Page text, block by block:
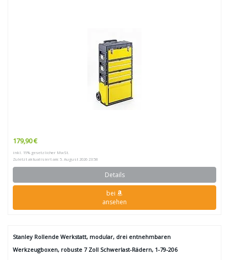
179,90 €
inkl. 19% gesetzlicher MwSt.
Zuletzt aktualisiert am: 5. August 2026 23:58
Details
bei
ansehen
Stanley Rollende Werkstatt, modular, drei entnehmbaren
Werkzeugboxen, robuste 7 Zoll Schwerlast-Rädern, 1-79-206